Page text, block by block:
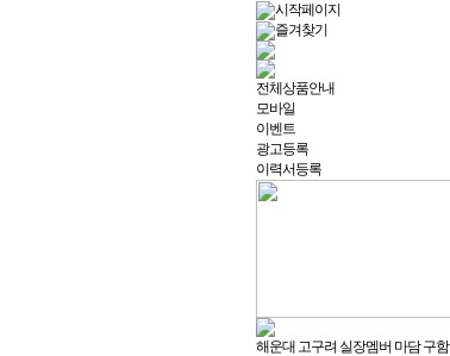
시작페이지
즐겨찾기
전체상품안내
모바일
이벤트
광고등록
이력서등록
해운대 고구려 실장멤버 마담 구함